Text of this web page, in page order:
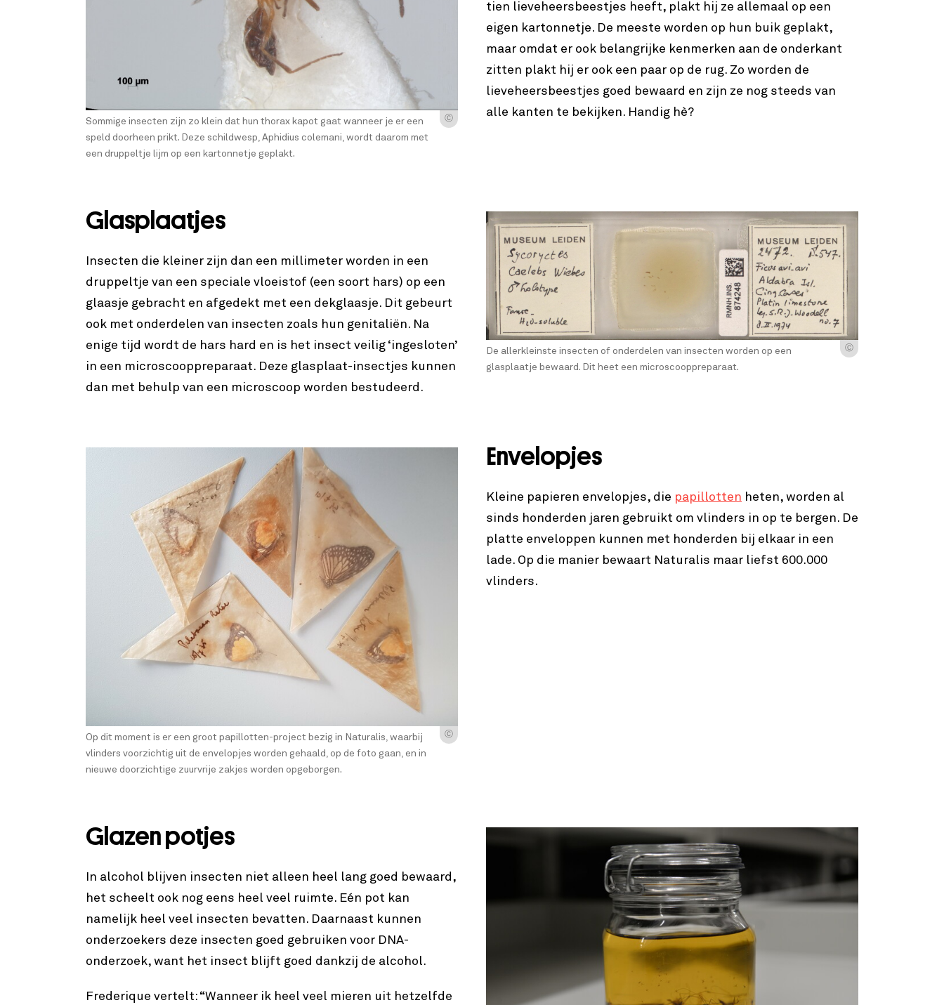
Ⓒ
Sommige insecten zijn zo klein dat hun thorax kapot gaat wanneer je er een
speld doorheen prikt. Deze schildwesp, Aphidius colemani, wordt daarom met
een druppeltje lijm op een kartonnetje geplakt.
tien lieveheersbeestjes heeft, plakt hij ze allemaal op een
eigen kartonnetje. De meeste worden op hun buik geplakt,
maar omdat er ook belangrijke kenmerken aan de onderkant
zitten plakt hij er ook een paar op de rug. Zo worden de
lieveheersbeestjes goed bewaard en zijn ze nog steeds van
alle kanten te bekijken. Handig hè?
Glasplaatjes
Insecten die kleiner zijn dan een millimeter worden in een
druppeltje van een speciale vloeistof (een soort hars) op een
glaasje gebracht en afgedekt met een dekglaasje. Dit gebeurt
ook met onderdelen van insecten zoals hun genitaliën. Na
enige tijd wordt de hars hard en is het insect veilig ‘ingesloten’
in een microscooppreparaat. Deze glasplaat-insectjes kunnen
dan met behulp van een microscoop worden bestudeerd.
Ⓒ
De allerkleinste insecten of onderdelen van insecten worden op een
glasplaatje bewaard. Dit heet een microscooppreparaat.
Ⓒ
Op dit moment is er een groot papillotten-project bezig in Naturalis, waarbij
vlinders voorzichtig uit de envelopjes worden gehaald, op de foto gaan, en in
nieuwe doorzichtige zuurvrije zakjes worden opgeborgen.
Envelopjes
Kleine papieren envelopjes, die papillotten heten, worden al
sinds honderden jaren gebruikt om vlinders in op te bergen. De
platte enveloppen kunnen met honderden bij elkaar in een
lade. Op die manier bewaart Naturalis maar liefst 600.000
vlinders.
Glazen potjes
In alcohol blijven insecten niet alleen heel lang goed bewaard,
het scheelt ook nog eens heel veel ruimte. Eén pot kan
namelijk heel veel insecten bevatten. Daarnaast kunnen
onderzoekers deze insecten goed gebruiken voor DNA-
onderzoek, want het insect blijft goed dankzij de alcohol.
Frederique vertelt: “Wanneer ik heel veel mieren uit hetzelfde